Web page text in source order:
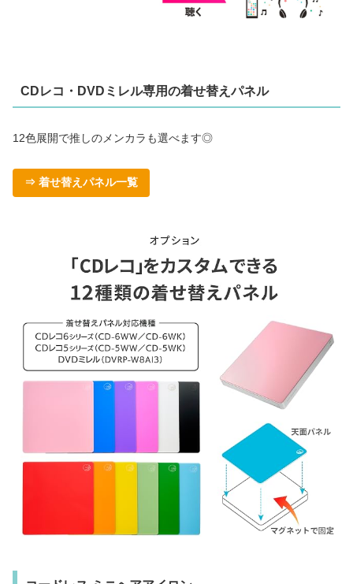
CDレコ・DVDミレル専用の着せ替えパネル
12色展開で推しのメンカラも選べます◎
⇒ 着せ替えパネル一覧